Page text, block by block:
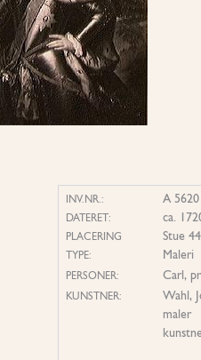
INV.NR.: A 5620
DATERET: ca.
PLACERING Stue 44
TYPE: Maleri
PERSONER: Carl,
KUNSTNER:
Wahl,
maler